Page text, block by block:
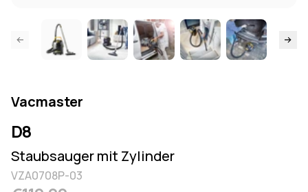
Vacmaster
D8
Staubsauger mit Zylinder
VZA0708P-03